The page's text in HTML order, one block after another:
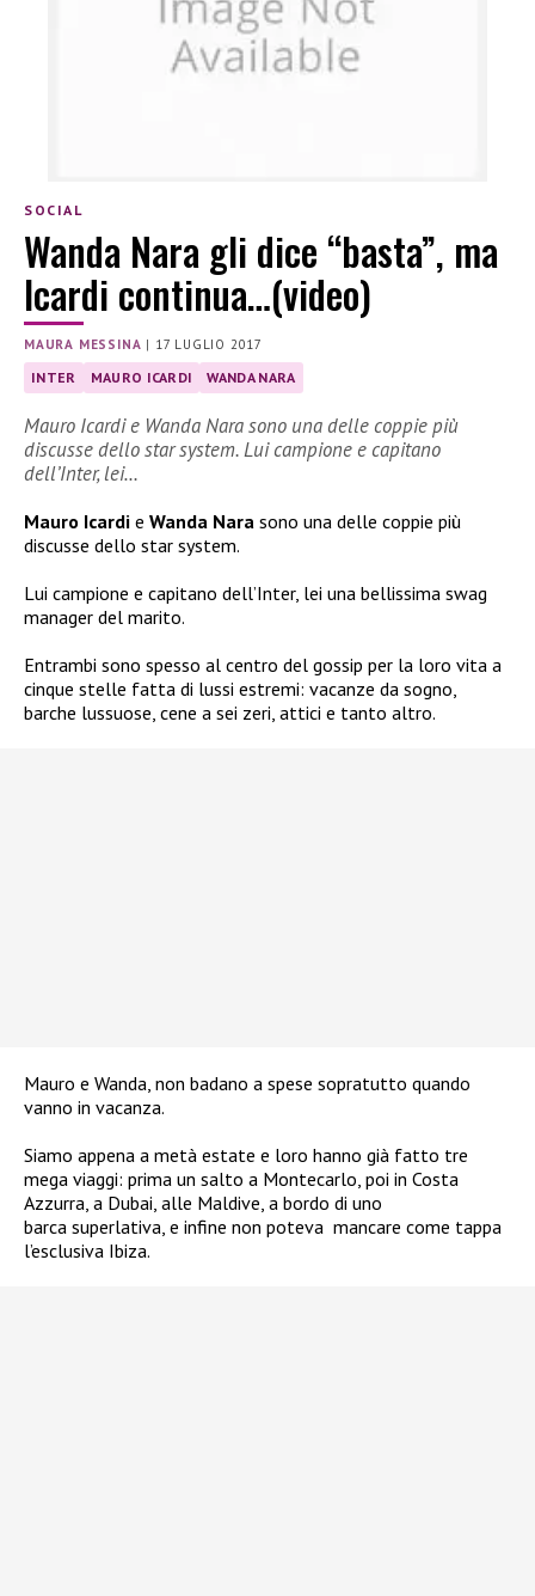
SOCIAL
Wanda Nara gli dice “basta”, ma
Icardi continua…(video)
MAURA MESSINA | 17 LUGLIO 2017
INTER MAURO ICARDI WANDA NARA
Mauro Icardi e Wanda Nara sono una delle coppie più
discusse dello star system. Lui campione e capitano
dell’Inter, lei…
Mauro Icardi e Wanda Nara sono una delle coppie più
discusse dello star system.
Lui campione e capitano dell’Inter, lei una bellissima swag
manager del marito.
Entrambi sono spesso al centro del gossip per la loro vita a
cinque stelle fatta di lussi estremi: vacanze da sogno,
barche lussuose, cene a sei zeri, attici e tanto altro.
Mauro e Wanda, non badano a spese sopratutto quando
vanno in vacanza.
Siamo appena a metà estate e loro hanno già fatto tre
mega viaggi: prima un salto a Montecarlo, poi in Costa
Azzurra, a Dubai, alle Maldive, a bordo di uno
barca superlativa, e infine non poteva mancare come tappa
l’esclusiva Ibiza.